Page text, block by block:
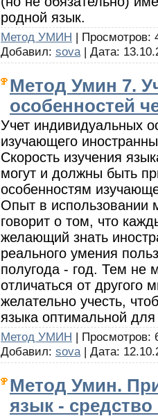
родной язык.
Метод УМИН | Просмотров:
Добавил: sova | Дата:
Метод Умин 7.
особенностей
Учет индивидуальных
изучающего
Скорость изучения
могут и должны быть
особенностям
Опыт в
говорит о том, что
желающий знать
реального умения
полугода - год. Тем не
отличаться от другого
желательно учесть,
языка оптимальной для
Метод УМИН | Просмотров:
Добавил: sova | Дата:
Метод Умин.
язык -